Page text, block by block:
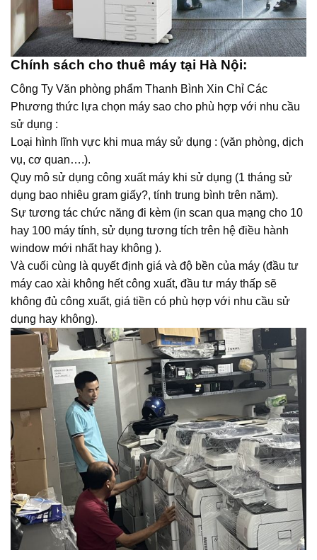
Chính sách cho thuê máy tại Hà Nội:
Công Ty Văn phòng phẩm Thanh Bình Xin Chỉ Các
Phương thức lựa chọn máy sao cho phù hợp với nhu cầu
sử dụng :
Loại hình lĩnh vực khi mua máy sử dụng : (văn phòng, dịch
vụ, cơ quan….).
Quy mô sử dụng công xuất máy khi sử dụng (1 tháng sử
dụng bao nhiêu gram giấy?, tính trung bình trên năm).
Sự tương tác chức năng đi kèm (in scan qua mạng cho 10
hay 100 máy tính, sử dụng tương tích trên hệ điều hành
window mới nhất hay không ).
Và cuối cùng là quyết định giá và độ bền của máy (đầu tư
máy cao xài không hết công xuất, đầu tư máy thấp sẽ
không đủ công xuất, giá tiền có phù hợp với nhu cầu sử
dụng hay không).